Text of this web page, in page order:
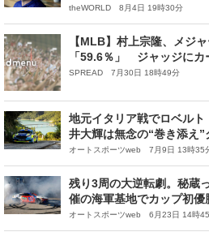
現させた“育成システム”
theWORLD 8月4日 19時30分
【MLB】村上宗隆、メジ
「59.6％」 ジャッジにカ
ナンバーワンに君臨
SPREAD 7月30日 18時49分
地元イタリア戦でロベル
井大輝は無念の“巻き添え
オートスポーツweb 7月9日 13時35
残り3周の大逆転劇。秘蔵
催の海軍基地でカップ初
オートスポーツweb 6月23日 14時